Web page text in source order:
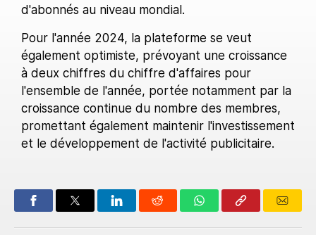
d'abonnés au niveau mondial.
Pour l'année 2024, la plateforme se veut
également optimiste, prévoyant une croissance
à deux chiffres du chiffre d'affaires pour
l'ensemble de l'année, portée notamment par la
croissance continue du nombre des membres,
promettant également maintenir l'investissement
et le développement de l'activité publicitaire.